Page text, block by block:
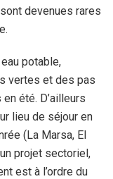
devenues rares
potable,
vertes et des pas
été. D’ailleurs
lieu de séjour en
(La Marsa, El
projet sectoriel,
est à l’ordre du